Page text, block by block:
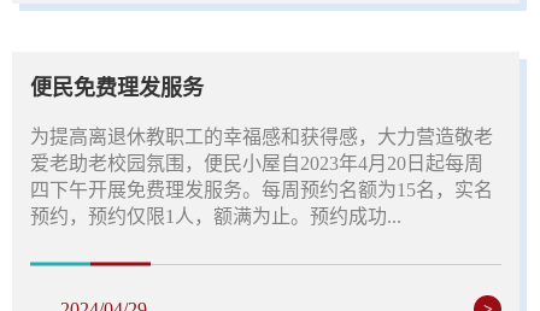
便民免费理发服务
为提高离退休教职工的幸福感和获得感，大力营造敬老
爱老助老校园氛围，便民小屋自2023年4月20日起每周
四下午开展免费理发服务。每周预约名额为15名，实名
预约，预约仅限1人，额满为止。预约成功...